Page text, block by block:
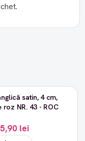
satin, 4 cm,
roz NR. 43 - ROC
5,90 lei